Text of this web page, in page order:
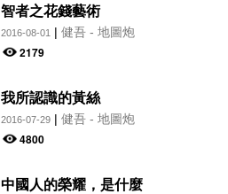
智者之花錢藝術
2016-08-01 | 健吾 - 地圖炮
2179
我所認識的黃絲
2016-07-29| 健吾 - 地圖炮
4800
中國人的榮耀，是什麼